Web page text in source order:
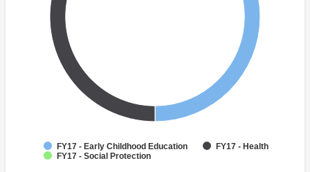
FY17 - Early Childhood Education
FY17 - Health
FY17 - Social Protection